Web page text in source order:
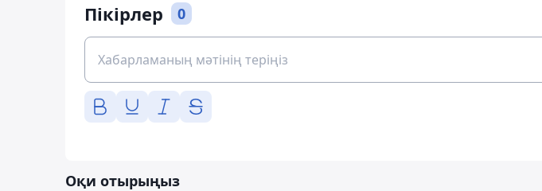
Пікірлер 0
Оқи отырыңыз